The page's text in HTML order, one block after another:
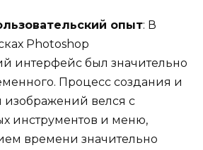
опыт: В
Photoshop
интерфейс был значительно
Процесс создания и
изображений велся с
инструментов и меню,
времени значительно